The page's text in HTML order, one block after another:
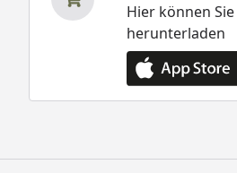
Hier können
herunterladen